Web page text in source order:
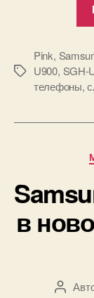
Метки
Pink,
U900, SGH-
телефоны,
в
Автор